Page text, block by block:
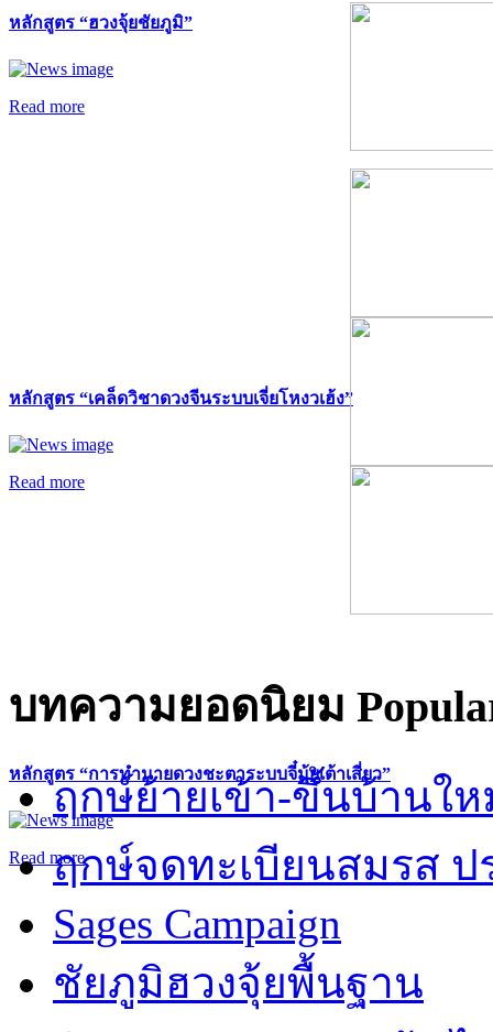
หลักสูตร “ฮวงจุ้ยชัยภูมิ”
Read more
หลักสูตร “เคล็ดวิชาดวงจีนระบบเจี่ยโหงวเฮ้ง”
Read more
หลักสูตร “การทำนายดวงชะตาระบบจี๋มุ้ยเต้าเสี่ยว”
Read more
บทความยอดนิยม
ฤกษ์ย้ายเข้า-ขึ้นบ้านให
ฤกษ์จดทะเบียนสมรส ป
Sages Campaign
ชัยภูมิฮวงจุ้ยพื้นฐาน